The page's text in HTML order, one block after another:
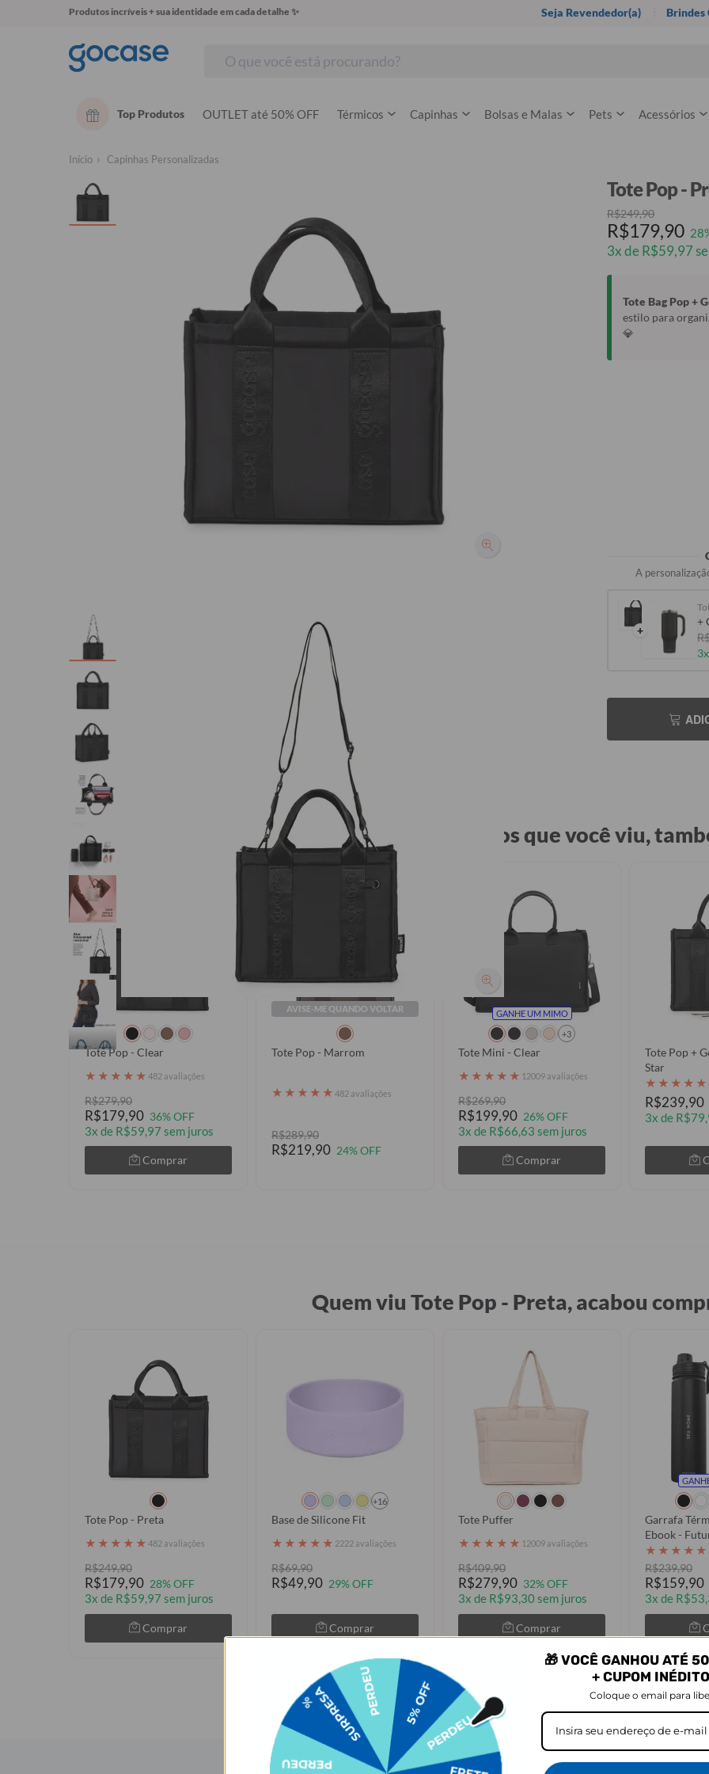
Produtos incríveis + sua identidade em cada detalhe ✨ Seja Revendedor(a)
Top Produtos OUTLET até 50% OFF Térmicos Capinhas Bolsas e Malas Pets Acessórios
Início Capinhas Personalizadas
Tote Pop -
R$249,90
R$179,90
3x de R$59,97
Tote Bag Pop +
estilo para
💎
A
+
+
Quem viu os produtos que você viu,
Tote Pop - Clear
★ ★ ★ ★ ★ 482 avaliações
R$279,90
R$179,90 36% OFF
3x de R$59,97 sem juros
Comprar
AVISE-ME QUANDO VOLTAR
Tote Pop - Marrom
★ ★ ★ ★ ★ 482 avaliações
R$289,90
R$219,90 24% OFF
GANHE UM MIMO
+3
Tote Mini - Clear
★ ★ ★ ★ ★ 12009 avaliações
R$269,90
R$199,90 26% OFF
3x de R$66,63 sem juros
Comprar
Tote Pop +
Star
★ ★ ★ ★ ★
R$239,90
3x de
Quem viu Tote Pop - Preta, acabou
Tote Pop - Preta
★ ★ ★ ★ ★ 482 avaliações
R$249,90
R$179,90 28% OFF
3x de R$59,97 sem juros
Comprar
+16
Base de Silicone Fit
★ ★ ★ ★ ★ 2222 avaliações
R$69,90
R$49,90 29% OFF
Comprar
Tote Puffer
★ ★ ★ ★ ★ 12009 avaliações
R$409,90
R$279,90 32% OFF
3x de R$93,30 sem juros
Comprar
Garrafa
Ebook -
★ ★ ★ ★ ★
R$239,90
R$159,90
3x de
🎁 VOCÊ GANHOU ATÉ
+ CUPOM
Coloque o email para